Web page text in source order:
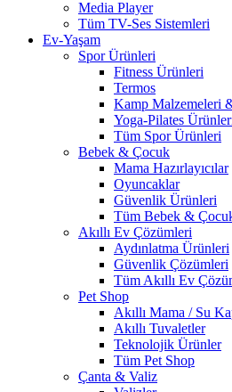
Media Player
Tüm TV-Ses Sistemleri
Ev-Yaşam
Spor Ürünleri
Fitness Ürünleri
Termos
Kamp Malzemeleri
Yoga-Pilates
Tüm Spor Ürünleri
Bebek & Çocuk
Mama Hazırlayıcılar
Oyuncaklar
Güvenlik Ürünleri
Tüm Bebek &
Akıllı Ev Çözümleri
Aydınlatma Ürünleri
Güvenlik Çözümleri
Tüm Akıllı Ev
Pet Shop
Akıllı Mama / Su
Akıllı Tuvaletler
Teknolojik Ürünler
Tüm Pet Shop
Çanta & Valiz